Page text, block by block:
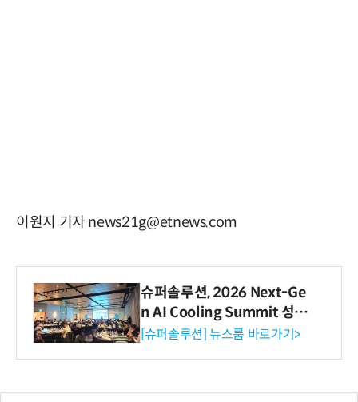
이원지 기자 news21g@etnews.com
슈퍼솔루션, 2026 Next-Ge
n AI Cooling Summit 성황
리 성료
[슈퍼솔루션] 뉴스룸 바로가기>